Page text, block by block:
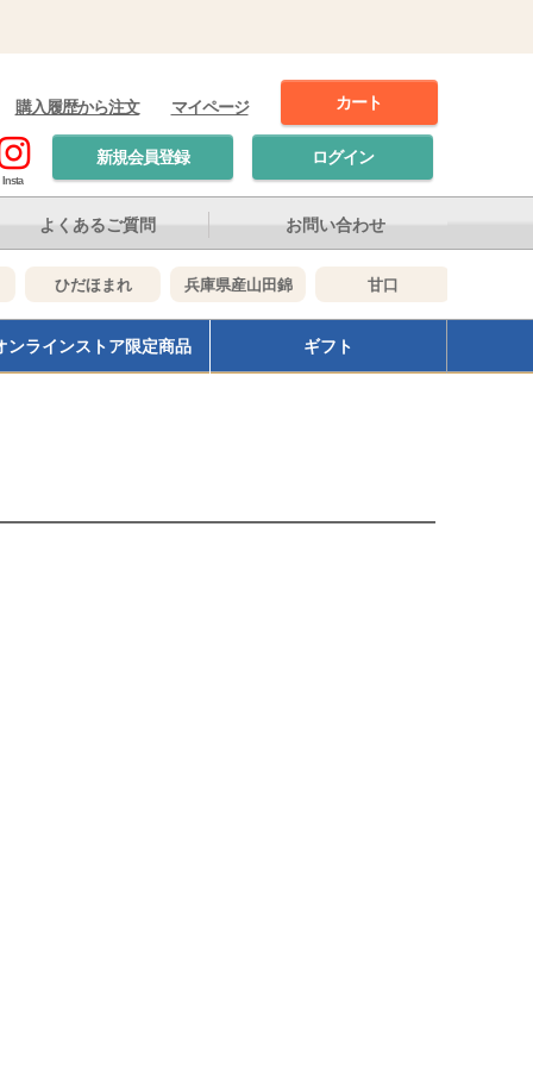
購入履歴から注文 マイページ カート
Insta
新規会員登録 ログイン
よくあるご質問 お問い合わせ
ひだほまれ 兵庫県産山田錦 甘口
ンラインストア限定商品 ギフト